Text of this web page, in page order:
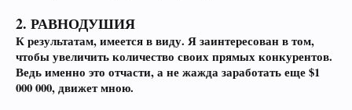
2. РАВНОДУШИЯ
К результатам, имеется в виду. Я заинтересован в том,
чтобы увеличить количество своих прямых конкурентов.
Ведь именно это отчасти, а не жажда заработать еще $1
000 000, движет мною.